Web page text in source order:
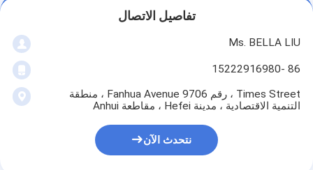
تفاصيل الاتصال
Ms. BELLA LIU
86 -15222916980
Times Street ، رقم 9706 Fanhua Avenue ، منطقة
التنمية الاقتصادية ، مدينة Hefei ، مقاطعة Anhui
نتحدث الآن